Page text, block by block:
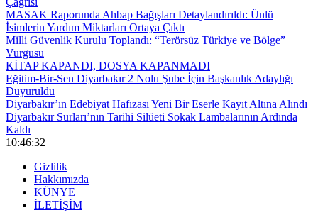
MASAK Raporunda Ahbap Bağışları Detaylandırıldı: Ünlü
İsimlerin Yardım Miktarları Ortaya Çıktı
Milli Güvenlik Kurulu Toplandı: “Terörsüz Türkiye ve Bölge”
Vurgusu
KİTAP KAPANDI, DOSYA KAPANMADI
Eğitim-Bir-Sen Diyarbakır 2 Nolu Şube İçin Başkanlık Adaylığı
Duyuruldu
Diyarbakır’ın Edebiyat Hafızası Yeni Bir Eserle Kayıt Altına Alındı
Diyarbakır Surları’nın Tarihi Silüeti Sokak Lambalarının Ardında
Kaldı
10:46:33
Gizlilik
Hakkımızda
KÜNYE
İLETİŞİM